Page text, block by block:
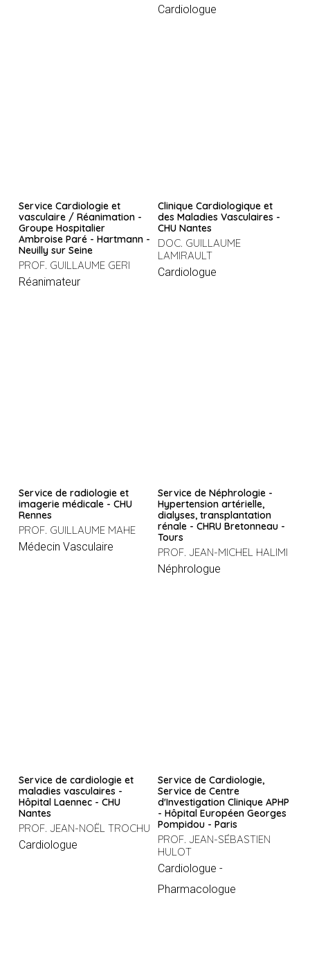
Cardiologue
Service Cardiologie et
vasculaire / Réanimation -
Groupe Hospitalier
Ambroise Paré - Hartmann -
Neuilly sur Seine
PROF. GUILLAUME GERI
Réanimateur
Clinique Cardiologique et
des Maladies Vasculaires -
CHU Nantes
DOC. GUILLAUME
LAMIRAULT
Cardiologue
Service de radiologie et
imagerie médicale - CHU
Rennes
PROF. GUILLAUME MAHE
Médecin Vasculaire
Service de Néphrologie -
Hypertension artérielle,
dialyses, transplantation
rénale - CHRU Bretonneau -
Tours
PROF. JEAN-MICHEL HALIMI
Néphrologue
Service de cardiologie et
maladies vasculaires -
Hôpital Laennec - CHU
Nantes
PROF. JEAN-NOËL TROCHU
Cardiologue
Service de Cardiologie,
Service de Centre
d'Investigation Clinique APHP
- Hôpital Européen Georges
Pompidou - Paris
PROF. JEAN-SÉBASTIEN
HULOT
Cardiologue -
Pharmacologue